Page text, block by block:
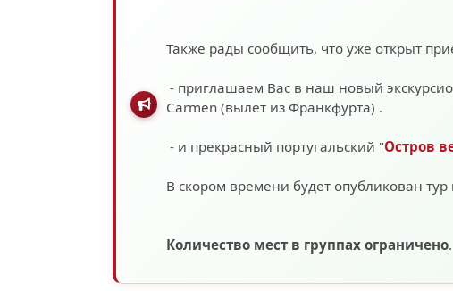
Также рады сообщить, что уже открыт
- приглашаем Вас в наш новый
Carmen (вылет из Франкфурта) .
- и прекрасный португальский "Остров
В скором времени будет опубликован
Количество мест в группах ограничено